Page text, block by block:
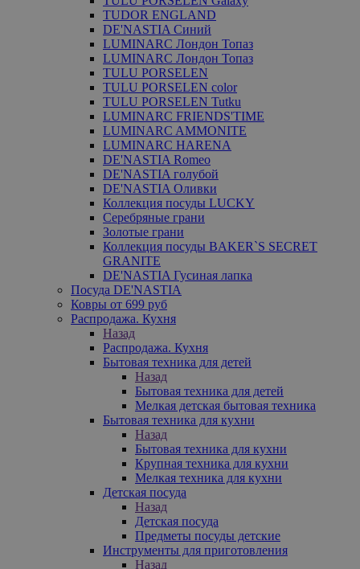
TUDOR ENGLAND
DE'NASTIA Синий
LUMINARC Лондон Топаз
LUMINARC Лондон Топаз
TULU PORSELEN
TULU PORSELEN color
TULU PORSELEN Tutku
LUMINARC FRIENDS'TIME
LUMINARC AMMONITE
LUMINARC HARENA
DE'NASTIA Romeo
DE'NASTIA голубой
DE'NASTIA Оливки
Коллекция посуды LUCKY
Серебряные грани
Золотые грани
Коллекция посуды BAKER`S SECRET
GRANITE
DE'NASTIA Гусиная лапка
Посуда DE'NASTIA
Ковры от 699 руб
Распродажа. Кухня
Назад
Распродажа. Кухня
Бытовая техника для детей
Назад
Бытовая техника для детей
Мелкая детская бытовая техника
Бытовая техника для кухни
Назад
Бытовая техника для кухни
Крупная техника для кухни
Мелкая техника для кухни
Детская посуда
Назад
Детская посуда
Предметы посуды детские
Инструменты для приготовления
Назад